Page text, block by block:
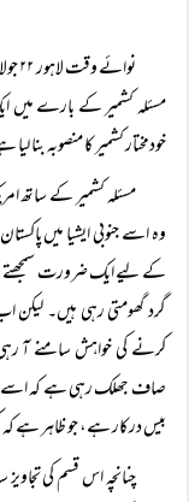
مسئلہ کشمیر کے بارے میں
خودمختار کشمیر کا منصوبہ
مسئلہ کشمیر کے ساتھ
وہ اسے جنوبی ایشیا میں
کے لیے ایک ضرورت
گرد گھومتی رہی ہیں۔
کرنے کی خواہش سامنے آ
صاف جھلک رہی ہے کہ اسے
بیس درکار ہے، جو ظاہر ہے کہ
چنانچہ اس قسم کی